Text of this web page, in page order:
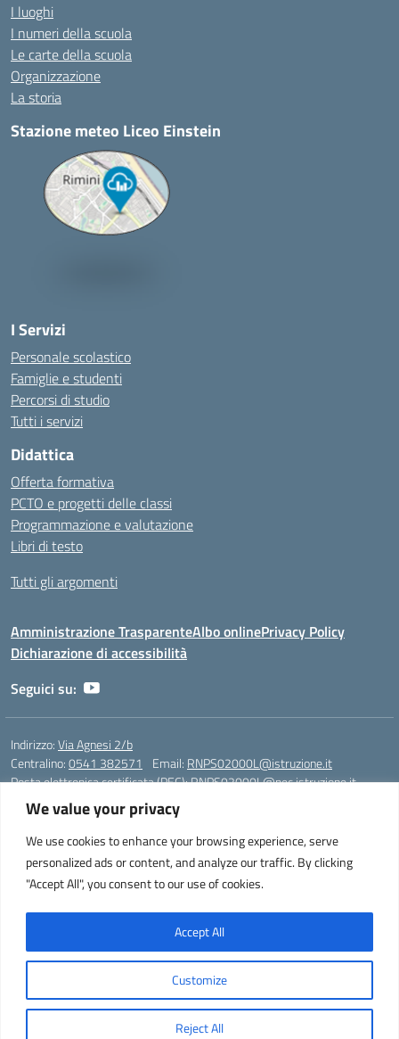
We value your privacy
We use cookies to enhance your browsing experience, serve
personalized ads or content, and analyze our traffic. By clicking
"Accept All", you consent to our use of cookies.
Customize
Reject All
Accept All
I luoghi
I numeri della scuola
Le carte della scuola
Organizzazione
La storia
Stazione meteo Liceo Einstein
I Servizi
Personale scolastico
Famiglie e studenti
Percorsi di studio
Tutti i servizi
Didattica
Offerta formativa
PCTO e progetti delle classi
Programmazione e valutazione
Libri di testo
Tutti gli argomenti
Amministrazione TrasparenteAlbo onlinePrivacy Policy
Dichiarazione di accessibilità
Seguici su:
Indirizzo:Via Agnesi 2/b
Centralino:0541 382571 Email: RNPS02000L@istruzione.it
Posta elettronica certificata (PEC):RNPS02000L@pec.istruzione.it
Codice fiscale: 82009530401
Codice meccanografico: RNPS02000L
Liceo Scientifico e Musicale "A. Einstein" - Via Agnesi 2/b - 47923 Rimini
- Tel. +39 0541 382571 – Fax +39 0541 381636 E-mail:
Idea e progetto di Designers Italia